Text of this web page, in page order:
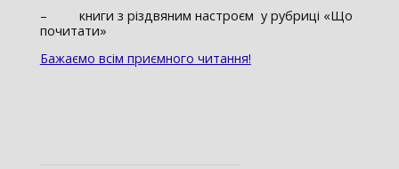
– книги з різдвяним настроєм у рубриці «Що
почитати»
Бажаємо всім приємного читання!